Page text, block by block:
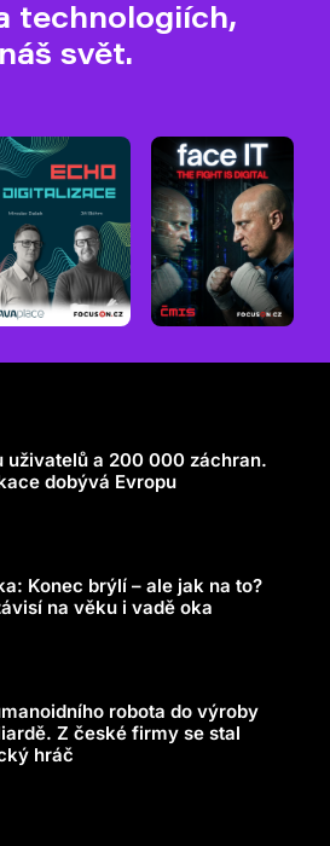
technologiích,
svět.
uživatelů a 200 000 záchran.
dobývá Evropu
Konec brýlí – ale jak na to?
na věku i vadě oka
robota do výroby
Z české firmy se stal
hráč